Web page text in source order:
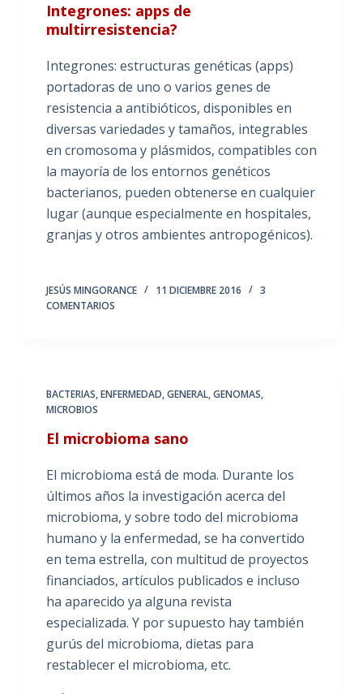
Integrones: apps de
multirresistencia?
Integrones: estructuras genéticas (apps)
portadoras de uno o varios genes de
resistencia a antibióticos, disponibles en
diversas variedades y tamaños, integrables
en cromosoma y plásmidos, compatibles con
la mayoría de los entornos genéticos
bacterianos, pueden obtenerse en cualquier
lugar (aunque especialmente en hospitales,
granjas y otros ambientes antropogénicos).
JESÚS MINGORANCE 11 DICIEMBRE 2016
3
COMENTARIOS
BACTERIAS,ENFERMEDAD,GENERAL,GENOMAS,
MICROBIOS
El microbioma sano
El microbioma está de moda. Durante los
últimos años la investigación acerca del
microbioma, y sobre todo del microbioma
humano y la enfermedad, se ha convertido
en tema estrella, con multitud de proyectos
financiados, artículos publicados e incluso
ha aparecido ya alguna revista
especializada. Y por supuesto hay también
gurús del microbioma, dietas para
restablecer el microbioma, etc.